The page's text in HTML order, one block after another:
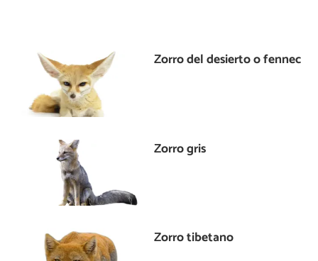
Zorro del desierto o fennec
Zorro gris
Zorro tibetano